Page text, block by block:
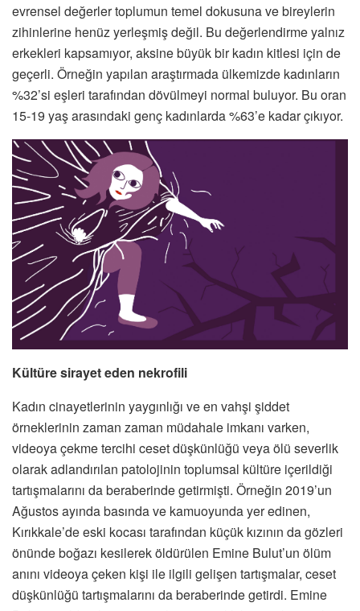
evrensel değerler toplumun temel dokusuna ve bireylerin
zihinlerine henüz yerleşmiş değil. Bu değerlendirme yalnız
erkekleri kapsamıyor, aksine büyük bir kadın kitlesi için de
geçerli. Örneğin yapılan araştırmada ülkemizde kadınların
%32’si eşleri tarafından dövülmeyi normal buluyor. Bu oran
15-19 yaş arasındaki genç kadınlarda %63’e kadar çıkıyor.
Kültüre sirayet eden nekrofili
Kadın cinayetlerinin yaygınlığı ve en vahşi şiddet
örneklerinin zaman zaman müdahale imkanı varken,
videoya çekme tercihi ceset düşkünlüğü veya ölü severlik
olarak adlandırılan patolojinin toplumsal kültüre içerildiği
tartışmalarını da beraberinde getirmişti. Örneğin 2019’un
Ağustos ayında basında ve kamuoyunda yer edinen,
Kırıkkale’de eski kocası tarafından küçük kızının da gözleri
önünde boğazı kesilerek öldürülen Emine Bulut’un ölüm
anını videoya çeken kişi ile ilgili gelişen tartışmalar, ceset
düşkünlüğü tartışmalarını da beraberinde getirdi. Emine